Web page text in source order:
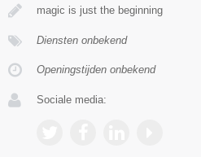
magic is just the beginning
Diensten onbekend
Openingstijden onbekend
Sociale media: